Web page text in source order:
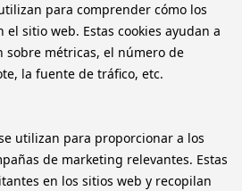
para comprender cómo los
sitio web. Estas cookies ayudan a
métricas, el número de
la fuente de tráfico, etc.
utilizan para proporcionar a los
de marketing relevantes. Estas
en los sitios web y recopilan